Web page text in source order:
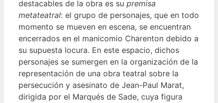
destacables de la obra es su premisa
metateatral: el grupo de personajes, que en todo
momento se mueven en escena, se encuentran
encerrados en el manicomio Charenton debido a
su supuesta locura. En este espacio, dichos
personajes se sumergen en la organización de la
representación de una obra teatral sobre la
persecución y asesinato de Jean-Paul Marat,
dirigida por el Marqués de Sade, cuya figura